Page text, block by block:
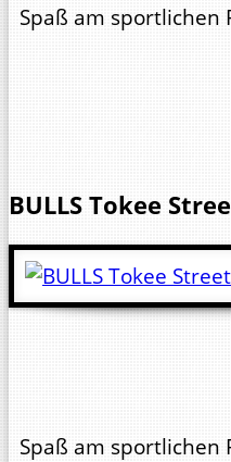
Spaß am sportlichen
BULLSTokee
Spaß am sportlichen